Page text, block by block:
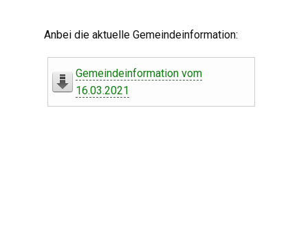
Leben in Oberdorf
Anbei die aktuelle Gemeindeinformation:
Gemeindeinformation vom
16.03.2021